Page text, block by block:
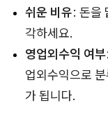
쉬운 비유: 돈을
각하세요.
영업외수익 여부
업외수익으로
가 됩니다.